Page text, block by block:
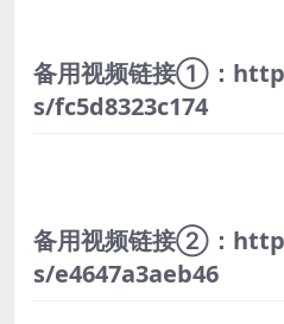
备用视频链接①：
s/fc5d8323c174
备用视频链接②：
s/e4647a3aeb46